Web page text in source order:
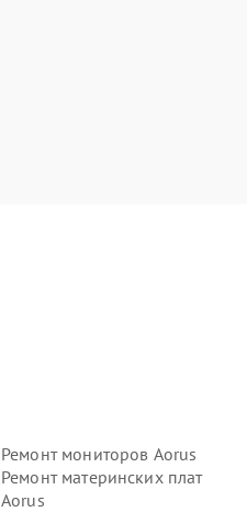
Ремонт мониторов Aorus
Ремонт материнских плат
Aorus